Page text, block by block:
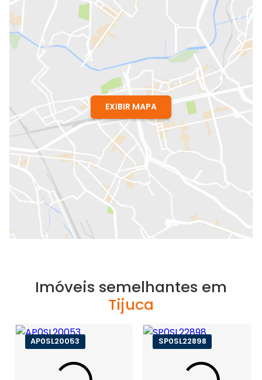
EXIBIR MAPA
Imóveis semelhantes em
Tijuca
AP0SL20053 SP0SL22898